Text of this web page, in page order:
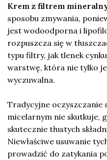
Krem z filtrem
sposobu zmywania,
jest wodoodporna i
rozpuszcza się w
typu filtry, jak tlenek
warstwę, która nie tylko
wyczuwalna.
Tradycyjne oczyszczanie
micelarnym nie skutkuje,
skutecznie tłustych
Niewłaściwe usuwanie
prowadzić do zatykania